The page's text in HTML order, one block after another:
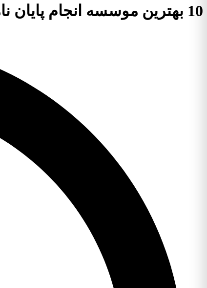
10 بهترین موسسه انجام پایان نامه در نوشهر